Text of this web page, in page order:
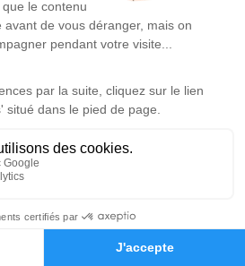
Hommages
Je rends hommage
à 10h00
de Larajasse
Je rends hommage